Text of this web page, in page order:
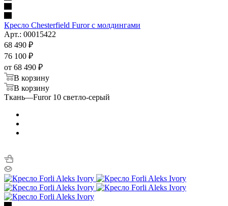
Кресло Chesterfield Furor с молдингами
Арт.: 00015422
68 490 ₽
76 100 ₽
от 68 490 ₽
В корзину
В корзину
Ткань—Furor 10 светло-серый